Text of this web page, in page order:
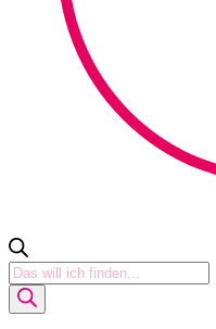
Products
search